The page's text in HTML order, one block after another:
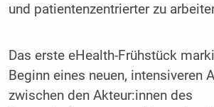
und patientenzentrierter zu
Das erste eHealth-Frühstück
Beginn eines neuen, intensiveren
zwischen den Akteur:innen des